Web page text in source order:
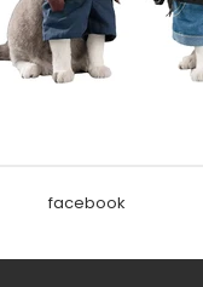
facebook